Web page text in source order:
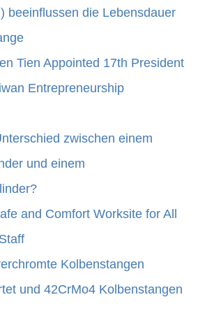
beeinflussen die Lebensdauer
Tien Appointed 17th President
Entrepreneurship
zwischen einem
und einem
and Comfort Worksite for All
Kolbenstangen
und 42CrMo4 Kolbenstangen